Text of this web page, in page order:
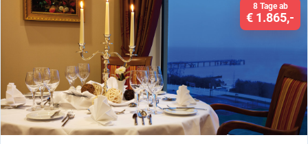
8 Tage ab
€ 1.865,-